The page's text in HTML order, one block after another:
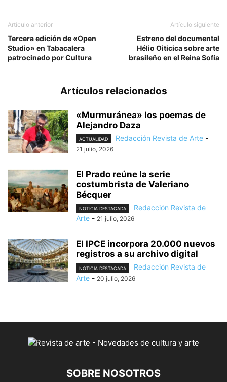
Artículo anterior
Tercera edición de «Open
Studio» en Tabacalera
patrocinado por Cultura
Artículo siguiente
Estreno del documental
Hélio Oiticica sobre arte
brasileño en el Reina Sofía
Artículos relacionados
«Murmuránea» los poemas de
Alejandro Daza
ACTUALIDAD Redacción Revista de Arte -
21 julio, 2026
El Prado reúne la serie
costumbrista de Valeriano
Bécquer
NOTICIA DESTACADA
Redacción Revista de
Arte - 21 julio, 2026
El IPCE incorpora 20.000 nuevos
registros a su archivo digital
NOTICIA DESTACADA
Redacción Revista de
Arte - 20 julio, 2026
SOBRE NOSOTROS